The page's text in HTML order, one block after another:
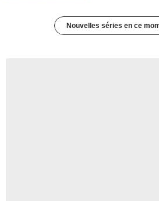
Nouvelles séries en ce